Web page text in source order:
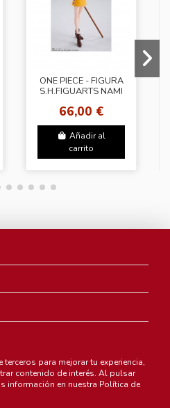
ONE PIECE - FIGURA
S.H.FIGUARTS NAMI
66,00 €
Añadir al
carrito
para mejorar tu experiencia,
contenido de interés. Al pulsar
información en nuestra Política de